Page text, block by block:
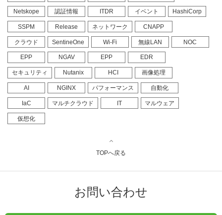
Netskope 認証情報 ITDR イベント HashiCorp
SSPM Release ネットワーク CNAPP
クラウド SentineOne Wi-Fi 無線LAN NOC
EPP NGAV EPP EDR
セキュリティ Nutanix HCI 画像処理
AI NGINX パフォーマンス 自動化
IaC マルチクラウド IT マルウェア
仮想化
TOPへ戻る
お問い合わせ